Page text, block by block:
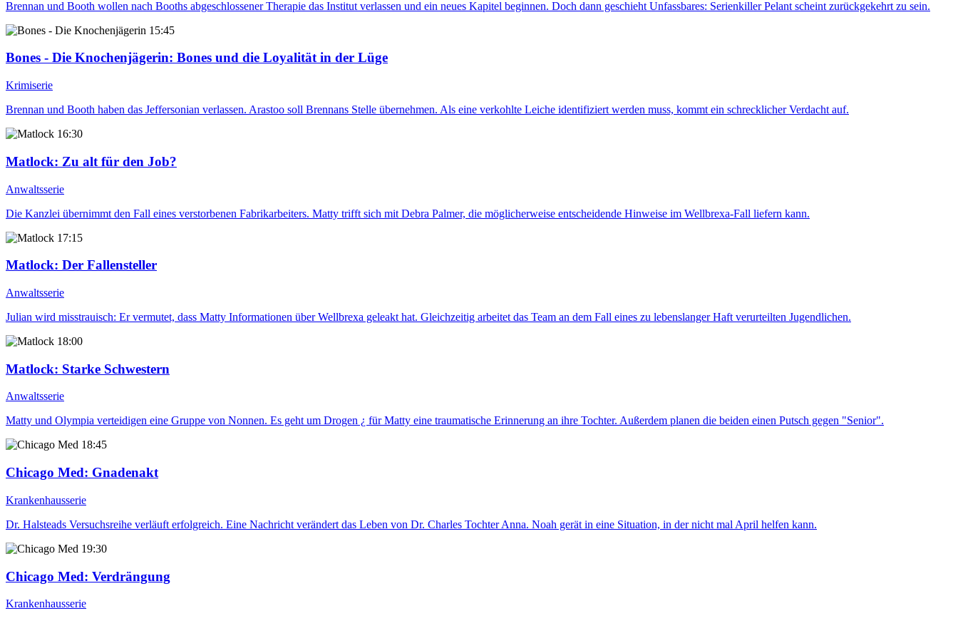
Brennan und Booth wollen nach Booths abgeschlossener Therapie das Institut verlassen und ein neues Kapitel beginnen. Doch dann geschieht Unfassbares: Serienkiller Pelant scheint zurückgekehrt zu sein.
15:45
Bones - Die Knochenjägerin: Bones und die Loyalität in der Lüge
Krimiserie
Brennan und Booth haben das Jeffersonian verlassen. Arastoo soll Brennans Stelle übernehmen. Als eine verkohlte Leiche identifiziert werden muss, kommt ein schrecklicher Verdacht auf.
16:30
Matlock: Zu alt für den Job?
Anwaltsserie
Die Kanzlei übernimmt den Fall eines verstorbenen Fabrikarbeiters. Matty trifft sich mit Debra Palmer, die möglicherweise entscheidende Hinweise im Wellbrexa-Fall liefern kann.
17:15
Matlock: Der Fallensteller
Anwaltsserie
Julian wird misstrauisch: Er vermutet, dass Matty Informationen über Wellbrexa geleakt hat. Gleichzeitig arbeitet das Team an dem Fall eines zu lebenslanger Haft verurteilten Jugendlichen.
18:00
Matlock: Starke Schwestern
Anwaltsserie
Matty und Olympia verteidigen eine Gruppe von Nonnen. Es geht um Drogen ¿ für Matty eine traumatische Erinnerung an ihre Tochter. Außerdem planen die beiden einen Putsch gegen "Senior".
18:45
Chicago Med: Gnadenakt
Krankenhausserie
Dr. Halsteads Versuchsreihe verläuft erfolgreich. Eine Nachricht verändert das Leben von Dr. Charles Tochter Anna. Noah gerät in eine Situation, in der nicht mal April helfen kann.
19:30
Chicago Med: Verdrängung
Krankenhausserie